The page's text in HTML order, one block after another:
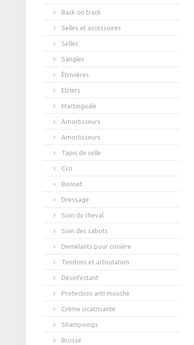
Back on track
Selles et accessoires
Selles
Sangles
Étrivières
Etriers
Martinguale
Amortisseurs
Amortisseurs
Tapis de selle
Cso
Bonnet
Dressage
Soin du cheval
Soin des sabots
Demélants pour crinière
Tendons et articulation
Désinfectant
Protection anti mouche
Crème cicatrisante
Shampoings
Brosse